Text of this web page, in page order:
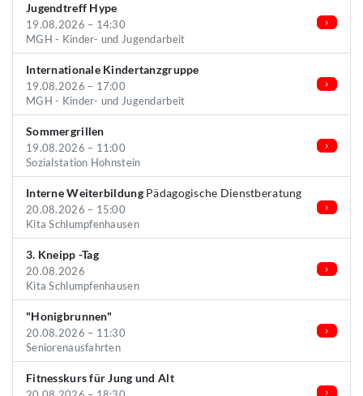
Jugendtreff Hype
19.08.2026 – 14:30
MGH - Kinder- und Jugendarbeit
Internationale Kindertanzgruppe
19.08.2026 – 17:00
MGH - Kinder- und Jugendarbeit
Sommergrillen
19.08.2026 – 11:00
Sozialstation Hohnstein
Interne WeiterbildungPädagogische Dienstberatung
20.08.2026 – 15:00
Kita Schlumpfenhausen
3. Kneipp -Tag
20.08.2026
Kita Schlumpfenhausen
"Honigbrunnen"
20.08.2026 – 11:30
Seniorenausfahrten
Fitnesskurs für Jung und Alt